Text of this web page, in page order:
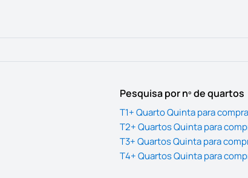
Pesquisa por nº de quartos
T1+ Quarto Quinta para
T2+ Quartos Quinta para
T3+ Quartos Quinta para
T4+ Quartos Quinta para